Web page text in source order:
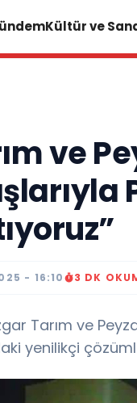
Kültür ve
ve
- 16:10 3 DK
Tarım ve
yenilikçi